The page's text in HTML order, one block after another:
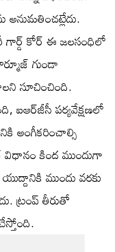
గార్డ్‌ కోర్‌ ఈ జలసంధిలో
గుండా
సూచించింది.
ఐఆర్‌జీసీ పర్యవేక్షణలో
అంగీకరించాల్సి
విధానం కింద ముందుగా
ముందు వరకు
ట్రంప్‌ తీరుతో